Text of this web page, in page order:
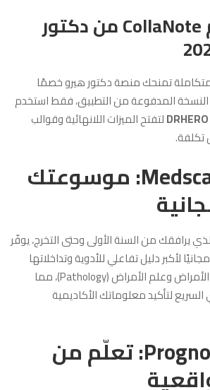
🎁 كود خصم CollaNote من دكتور
متكاملة تمنحك منصة دكتور هيرو خصمًا
50% على النسخة المدفوعة من التطبيق، فقط استخدم
DRHEROلتفتح الميزات اللانهائية وقوالب
تكلفة.
تطبيق Medscape: موسوعتك
يرافقك من السنة الأولى وحتى التخرج، يوفّر
لأكبر دليل تفاعلي للأدوية وتداخلاتها
وشرحًا مبسطًا لأعراض الأمراض وعلم الأمراض (Pathology)، مما
لتأكيد معلوماتك الأكاديمية
تطبيق Prognosis: تعلّم من